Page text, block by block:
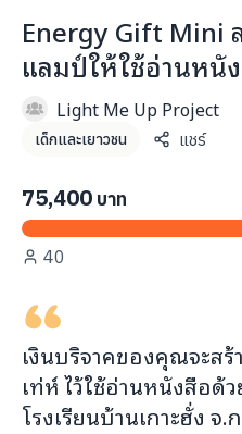
098-615-5885
ภาษา: ไทย ENG
Energy Gift Mini
แลมป์ให้ใช้อ่านหนั
Light Me Up Project
เด็กและเยาวชน แชร์
75,400 บาท
40
เงินบริจาคของคุณจะส
เท่ห์ ไว้ใช้อ่านหนังสือด้ว
โรงเรียนบ้านเกาะฮั่ง จ.